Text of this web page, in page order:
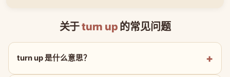
关于turn up 的常见问题
turn up 是什么意思？